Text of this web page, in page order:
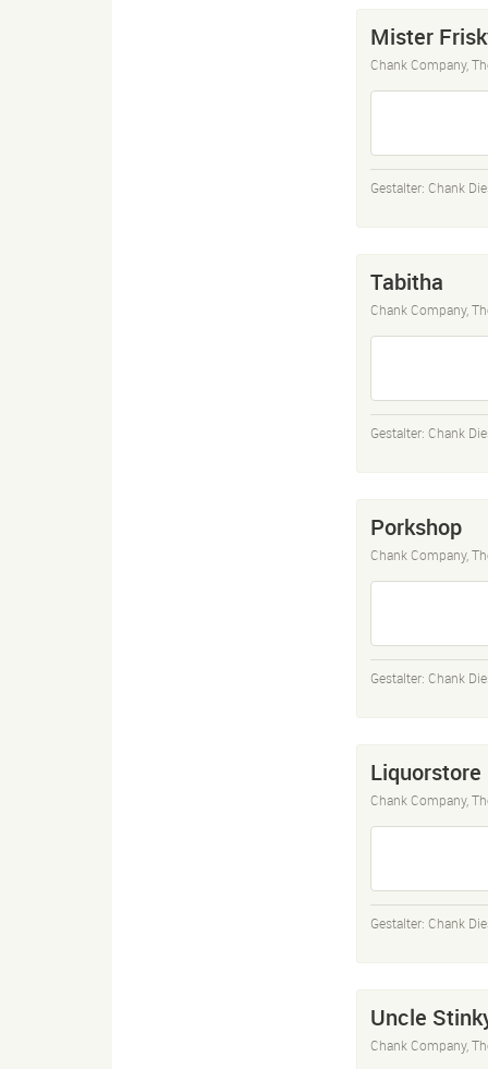
Mister
Chank Company,
Gestalter: Chank
Tabitha
Chank Company,
Gestalter: Chank
Porkshop
Chank Company,
Gestalter: Chank
Liquorstore
Chank Company,
Gestalter: Chank
Uncle
Chank Company,